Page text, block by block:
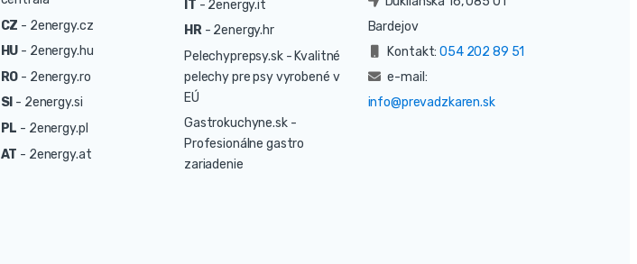
CZ - 2energy.cz
HU - 2energy.hu
RO - 2energy.ro
SI - 2energy.si
PL - 2energy.pl
AT - 2energy.at
IT - 2energy.it
HR- 2energy.hr
Pelechyprepsy.sk - Kvalitné
pelechy pre psy vyrobené v
EÚ
Gastrokuchyne.sk -
Profesionálne gastro
zariadenie
Bardejov
Kontakt:054 202 89 51
e-mail:
info@prevadzkaren.sk